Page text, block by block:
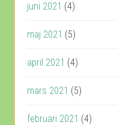
juni 2021 (4)
maj 2021 (5)
april 2021 (4)
mars 2021 (5)
februari 2021 (4)